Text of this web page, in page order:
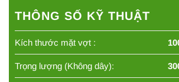
THÔNG SỐ KỸ THUẬT
Kích thước mặt vợt :
Trọng lượng (Không dây):